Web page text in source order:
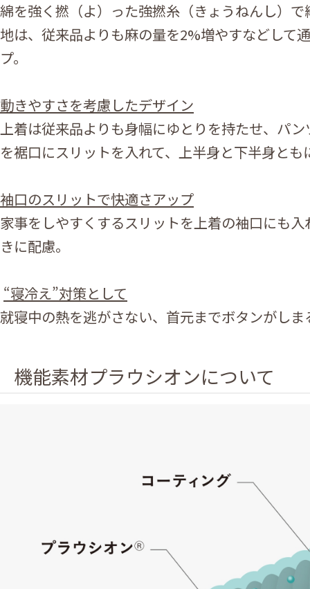
綿を強く撚（よ）った強撚糸（きょうねんし）
地は、従来品よりも麻の量を2%増やすなどして
プ。
動きやすさを考慮したデザイン
上着は従来品よりも身幅にゆとりを持たせ、パ
を裾口にスリットを入れて、上半身と下半身とも
袖口のスリットで快適さアップ
家事をしやすくするスリットを上着の袖口にも
きに配慮。
“寝冷え”対策として
就寝中の熱を逃がさない、首元までボタンがしま
機能素材プラウシオンについて